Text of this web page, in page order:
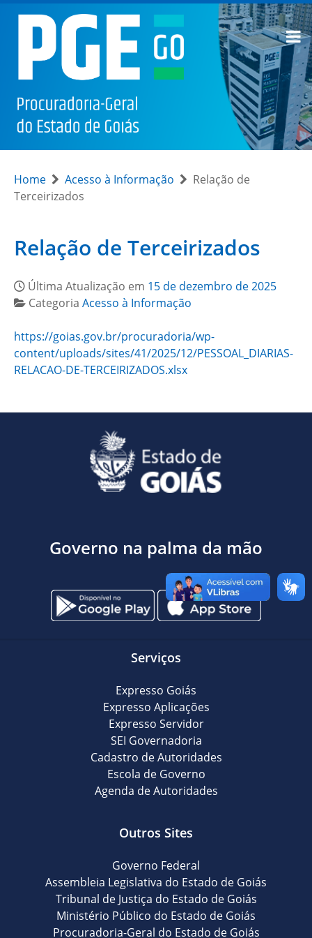
Home Acesso à Informação
Relação de
Terceirizados
Relação de Terceirizados
Última Atualização em 15 de dezembro de 2025
Categoria Acesso à Informação
https://goias.gov.br/procuradoria/wp-
content/uploads/sites/41/2025/12/PESSOAL_DIARIAS-
RELACAO-DE-TERCEIRIZADOS.xlsx
Governo na palma da mão
Serviços
Expresso Goiás
Expresso Aplicações
Expresso Servidor
SEI Governadoria
Cadastro de Autoridades
Escola de Governo
Agenda de Autoridades
Outros Sites
Governo Federal
Assembleia Legislativa do Estado de Goiás
Tribunal de Justiça do Estado de Goiás
Ministério Público do Estado de Goiás
Procuradoria-Geral do Estado de Goiás